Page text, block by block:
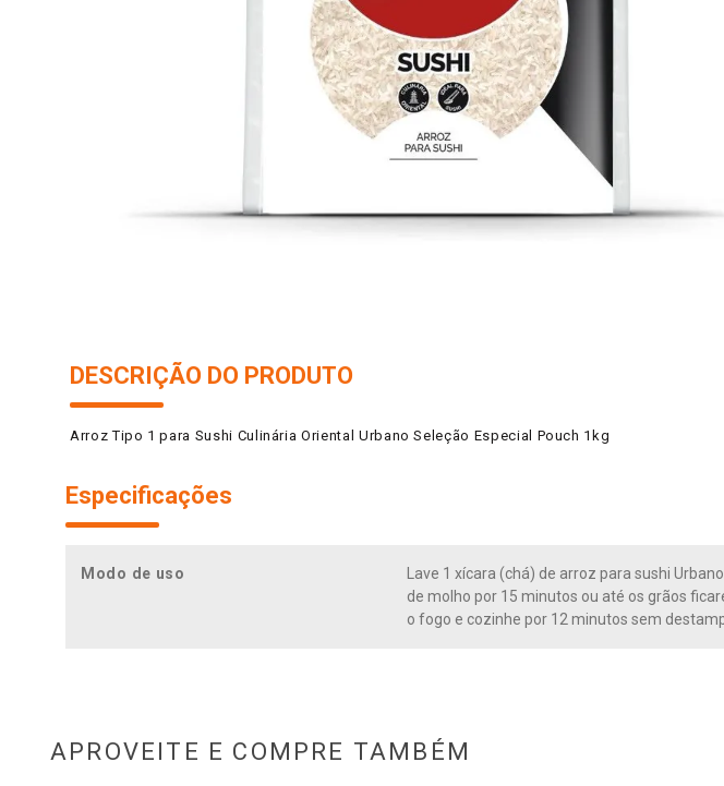
DESCRIÇÃO DO PRODUTO
Arroz Tipo 1 para Sushi Culinária Oriental Urbano Seleção Especial Pouch 1kg
Especificações
Modo de uso
Lave 1 xícara (chá) de arroz para sushi
de molho por 15 minutos ou até os grãos
o fogo e cozinhe por 12 minutos sem
APROVEITE E COMPRE TAMBÉM